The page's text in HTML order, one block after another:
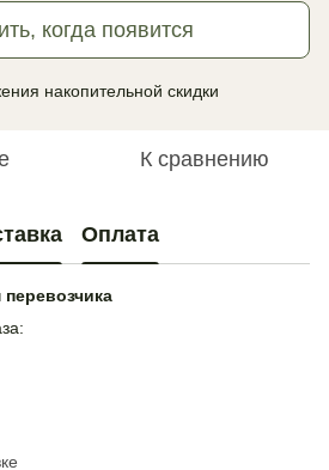
когда появится
накопительной скидки
К сравнению
Оплата